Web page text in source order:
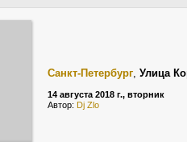
Санкт-Петербург, Улица
14 августа 2018 г., вторник
Автор: Dj Zlo